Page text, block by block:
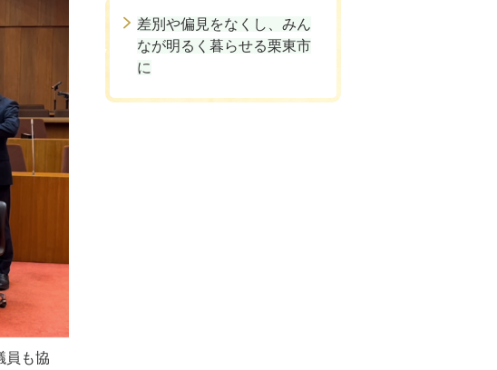
員も協
差別や偏見をなくし、みん
なが明るく暮らせる栗東市
に